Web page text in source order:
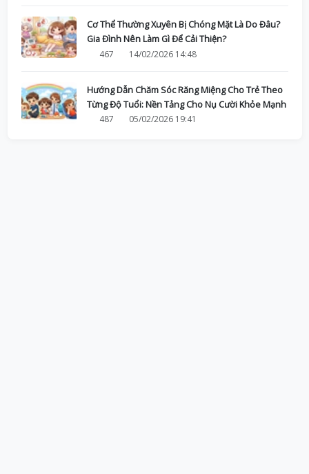
Cơ Thể Thường Xuyên Bị Chóng Mặt Là Do Đâu?
Gia Đình Nên Làm Gì Để Cải Thiện?
467
14/02/2026 14:48
Hướng Dẫn Chăm Sóc Răng Miệng Cho Trẻ Theo
Từng Độ Tuổi: Nền Tảng Cho Nụ Cười Khỏe Mạnh
487
05/02/2026 19:41